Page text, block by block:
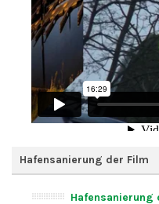
Hafensanierung der Film
Hafensanierung